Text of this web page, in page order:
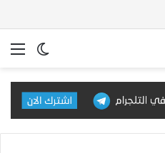
الاستخبارات العامة السعودي
الوضع